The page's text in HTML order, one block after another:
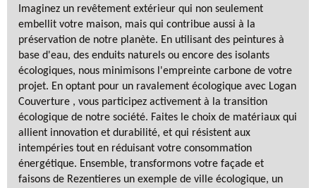
Imaginez un revêtement extérieur qui non seulement
embellit votre maison, mais qui contribue aussi à la
préservation de notre planète. En utilisant des peintures à
base d'eau, des enduits naturels ou encore des isolants
écologiques, nous minimisons l'empreinte carbone de votre
projet. En optant pour un ravalement écologique avec Logan
Couverture , vous participez activement à la transition
écologique de notre société. Faites le choix de matériaux qui
allient innovation et durabilité, et qui résistent aux
intempéries tout en réduisant votre consommation
énergétique. Ensemble, transformons votre façade et
faisons de Rezentieres un exemple de ville écologique, un